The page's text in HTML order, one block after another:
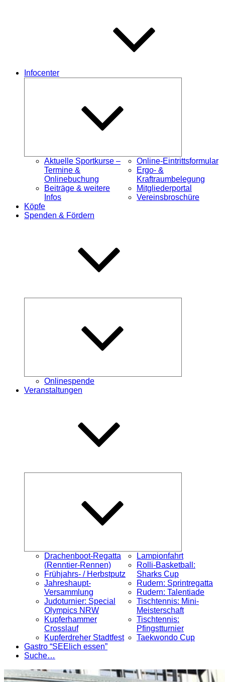
Infocenter
Aktuelle Sportkurse –
Termine &
Onlinebuchung
Beiträge & weitere
Infos
Online-Eintrittsformular
Ergo- &
Kraftraumbelegung
Mitgliederportal
Vereinsbroschüre
Köpfe
Spenden & Fördern
Onlinespende
Veranstaltungen
Drachenboot-Regatta
(Renntier-Rennen)
Frühjahrs- / Herbstputz
Jahreshaupt-
Versammlung
Judoturnier: Special
Olympics NRW
Kupferhammer
Crosslauf
Kupferdreher Stadtfest
Lampionfahrt
Rolli-Basketball:
Sharks Cup
Rudern: Sprintregatta
Rudern: Talentiade
Tischtennis: Mini-
Meisterschaft
Tischtennis:
Pfingstturnier
Taekwondo Cup
Gastro “SEElich essen”
Suche…